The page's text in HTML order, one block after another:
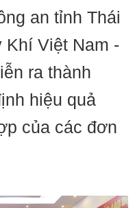
an tỉnh Thái
Khí Việt Nam -
ra thành
hiệu quả
của các đơn